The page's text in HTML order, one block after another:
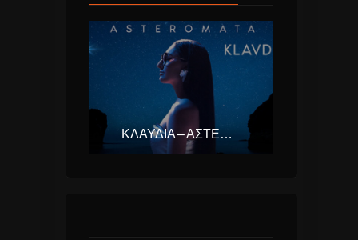
ΚΛΑΥΔΊΑ – ΑΣΤΕΡΟΜΆΤΑ (EUROVISION ΕΛΛΆΔΑ 2025)